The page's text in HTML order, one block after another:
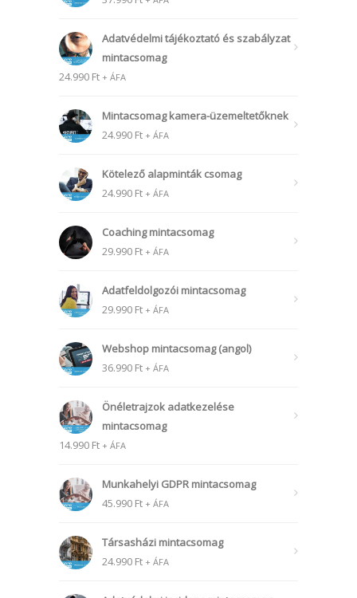
Adatvédelmi tájékoztató és szabályzat
mintacsomag
24.990 Ft + ÁFA
Mintacsomag kamera-üzemeltetőknek
24.990 Ft + ÁFA
Kötelező alapminták csomag
24.990 Ft + ÁFA
Coaching mintacsomag
29.990 Ft + ÁFA
Adatfeldolgozói mintacsomag
29.990 Ft + ÁFA
Webshop mintacsomag (angol)
36.990 Ft + ÁFA
Önéletrajzok adatkezelése
mintacsomag
14.990 Ft + ÁFA
Munkahelyi GDPR mintacsomag
45.990 Ft + ÁFA
Társasházi mintacsomag
24.990 Ft + ÁFA